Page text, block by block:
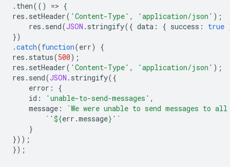
. then(() => {
res . setHeader( 'Content-Type' , 'application/json' );
res . send(JSON . stringify({ data : { success : true
})
.catch(function(err)
{
res . status(500);
res . setHeader( 'Content-Type' , 'application/json' );
res . send(JSON . stringify({
error :
{
id : 'unable-to-send-messages' ,
message :
`We were unable to send messages to
`' ${err .message} '`
}
}));
});